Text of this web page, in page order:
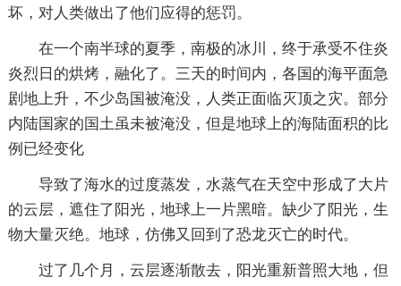
坏，对人类做出了他们应得的惩罚。
在一个南半球的夏季，南极的冰川，终于承受不住炎
炎烈日的烘烤，融化了。三天的时间内，各国的海平面急
剧地上升，不少岛国被淹没，人类正面临灭顶之灾。部分
内陆国家的国土虽未被淹没，但是地球上的海陆面积的比
例已经变化
导致了海水的过度蒸发，水蒸气在天空中形成了大片
的云层，遮住了阳光，地球上一片黑暗。缺少了阳光，生
物大量灭绝。地球，仿佛又回到了恐龙灭亡的时代。
过了几个月，云层逐渐散去，阳光重新普照大地，但